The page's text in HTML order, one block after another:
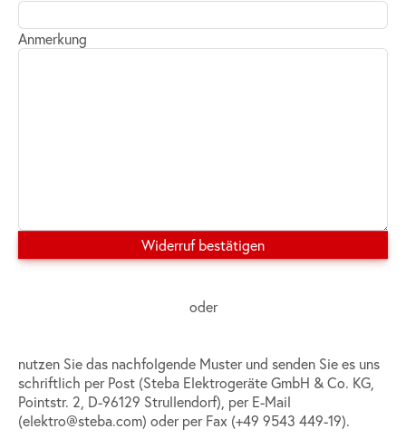
Anmerkung
oder
nutzen Sie das nachfolgende Muster und senden Sie es uns
schriftlich per Post (Steba Elektrogeräte GmbH & Co. KG,
Pointstr. 2, D-96129 Strullendorf), per E-Mail
(elektro@steba.com) oder per Fax (+49 9543 449-19).